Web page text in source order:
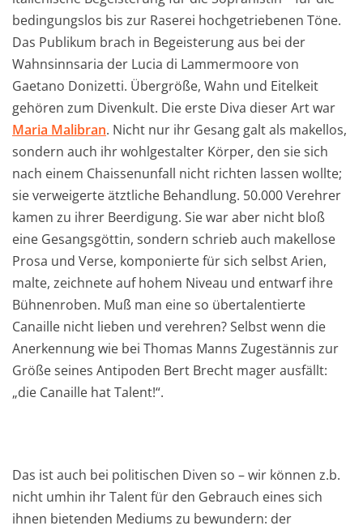
bedingungslos bis zur Raserei hochgetriebenen Töne.
Das Publikum brach in Begeisterung aus bei der
Wahnsinnsaria der Lucia di Lammermoore von
Gaetano Donizetti. Übergröße, Wahn und Eitelkeit
gehören zum Divenkult. Die erste Diva dieser Art war
Maria Malibran. Nicht nur ihr Gesang galt als makellos,
sondern auch ihr wohlgestalter Körper, den sie sich
nach einem Chaissenunfall nicht richten lassen wollte;
sie verweigerte ätztliche Behandlung. 50.000 Verehrer
kamen zu ihrer Beerdigung. Sie war aber nicht bloß
eine Gesangsgöttin, sondern schrieb auch makellose
Prosa und Verse, komponierte für sich selbst Arien,
malte, zeichnete auf hohem Niveau und entwarf ihre
Bühnenroben. Muß man eine so übertalentierte
Canaille nicht lieben und verehren?Selbst wenn die
Anerkennung wie bei Thomas Manns Zugestännis zur
Größe seines Antipoden Bert Brecht mager ausfällt:
„die Canaille hat Talent!“.
Das ist auch bei politischen Diven so – wir können z.b.
nicht umhin ihr Talent für den Gebrauch eines sich
ihnen bietenden Mediums zu bewundern: der